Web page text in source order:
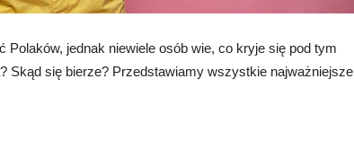
Polaków, jednak niewiele osób wie, co kryje się pod tym
Skąd się bierze? Przedstawiamy wszystkie najważniejsze